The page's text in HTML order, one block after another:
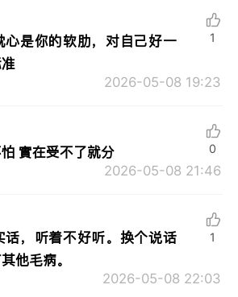
心是你的软肋，对自己好一
2026-05-08 19:23
1
實在受不了就分
2026-05-08 21:46
0
话，听着不好听。换个说话
他毛病。
2026-05-08 22:03
1